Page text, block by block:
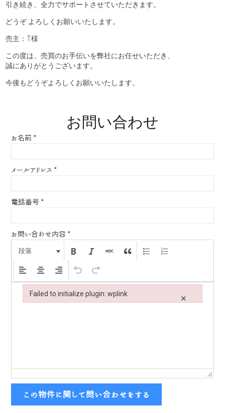
引き続き、全力でサポートさせていただきます。
どうぞ よろしくお願いいたします。
売主：T様
この度は、売買のお手伝いを弊社にお任せいただき、
誠にありがとうございます。
今後もどうぞよろしくお願いいたします。
お問い合わせ
お名前 *
メールアドレス *
電話番号 *
お問い合わせ内容 *
段落
この物件に関して問い合わせをする
Failed to initialize plugin: wplink ×
Failed to initialize plugin: wplink